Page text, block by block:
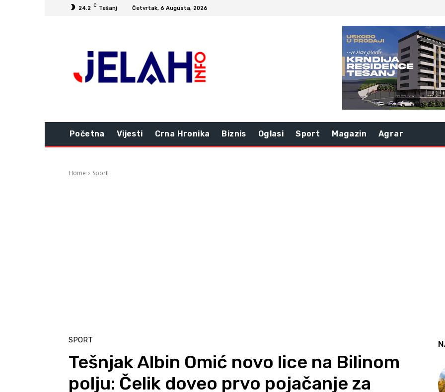
24.2 C Tešanj Četvrtak, 6 Augusta, 2026
Početna Vijesti Crna Hronika Biznis Oglasi Sport Magazin Agrar
Home Sport
SPORT
Tešnjak Albin Omić novo lice na Bilinom
polju: Čelik doveo prvo pojačanje za